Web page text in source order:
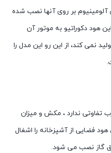
بر روی آنها نصب شده
هود دکوراتیو به موتور آن
نمی کند، از این رو این مدل را
تفاوتی ندارد ، مکش و میزان
فضایی از آشپزخانه را اشغال
گاز نصب می شود.